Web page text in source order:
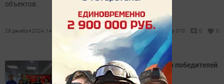
объектов.
28 декабря 2024, 14:15 370 0 0
В Менделеевске наградили победителей
конкурсов по ПДД